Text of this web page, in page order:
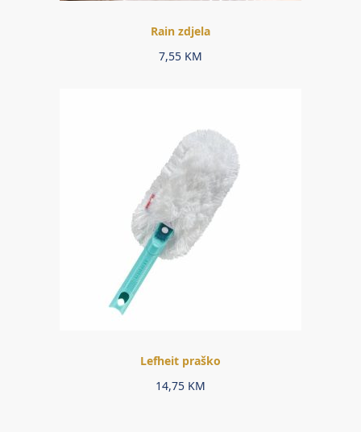
Rain zdjela
7,55 KM
Lefheit praško
14,75 KM